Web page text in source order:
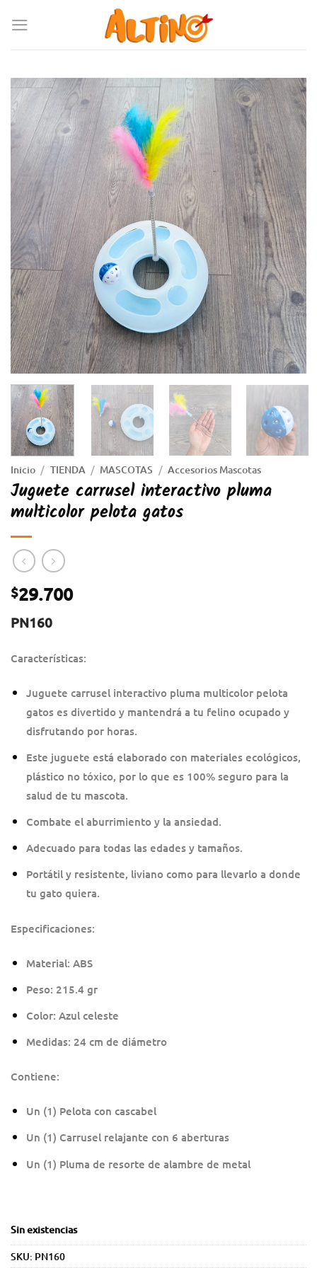
Inicio / TIENDA / MASCOTAS / Accesorios Mascotas
Juguete carrusel interactivo pluma
multicolor pelota gatos
$29.700
PN160
Características:
Juguete carrusel interactivo pluma multicolor pelota
gatos es divertido y mantendrá a tu felino ocupado y
disfrutando por horas.
Este juguete está elaborado con materiales ecológicos,
plástico no tóxico, por lo que es 100% seguro para la
salud de tu mascota.
Combate el aburrimiento y la ansiedad.
Adecuado para todas las edades y tamaños.
Portátil y resistente, liviano como para llevarlo a donde
tu gato quiera.
Especificaciones:
Material: ABS
Peso: 215.4 gr
Color: Azul celeste
Medidas: 24 cm de diámetro
Contiene:
Un (1) Pelota con cascabel
Un (1) Carrusel relajante con 6 aberturas
Un (1) Pluma de resorte de alambre de metal
Sin existencias
SKU: PN160